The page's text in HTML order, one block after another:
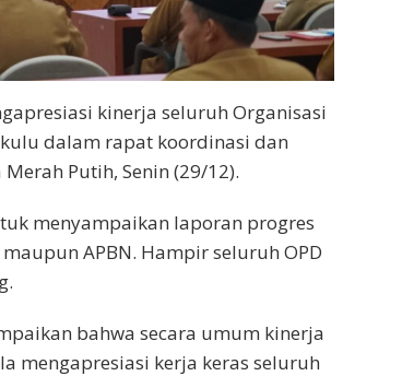
kinerja seluruh Organisasi
dalam rapat koordinasi dan
Putih, Senin (29/12).
menyampaikan laporan progres
APBN. Hampir seluruh OPD
bahwa secara umum kinerja
mengapresiasi kerja keras seluruh